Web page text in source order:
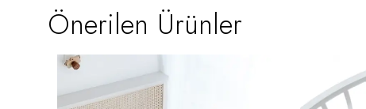
Önerilen Ürünler